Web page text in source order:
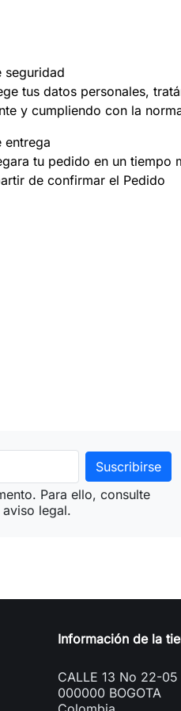
seguridad
tus datos personales,
y cumpliendo con la
entrega
tu pedido en un tiempo
de confirmar el Pedido
Para ello, consulte
legal.
Información de la
CALLE 13 No 22-05
000000 BOGOTA